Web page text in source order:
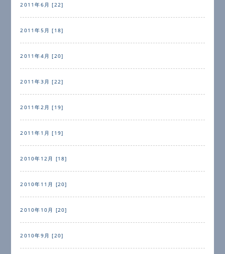
2011年6月 [22]
2011年5月 [18]
2011年4月 [20]
2011年3月 [22]
2011年2月 [19]
2011年1月 [19]
2010年12月 [18]
2010年11月 [20]
2010年10月 [20]
2010年9月 [20]